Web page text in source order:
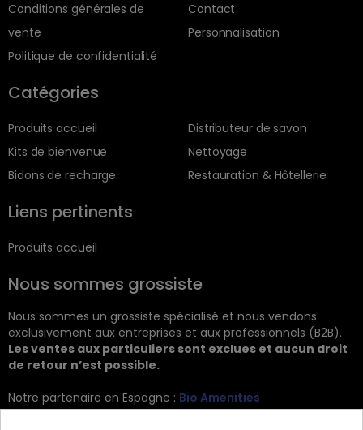
Conditions générales de
vente
Politique de confidentialité
Contact
Personnalisation
Catégories
Produits accueil
Kits de bienvenue
Bidons de recharge
Distributeur de savon
Nettoyage
Restauration & Hôtellerie
Liens pertinents
Produits accueil
Nous sommes grossiste
Nous sommes un grossiste spécialisé et nous vendons
exclusivement aux entreprises et aux professionnels (B2B).
Les ventes aux particuliers sont exclues et aucun droit
de retour n’est possible.
Notre partenaire en Espagne : Bio Amenities